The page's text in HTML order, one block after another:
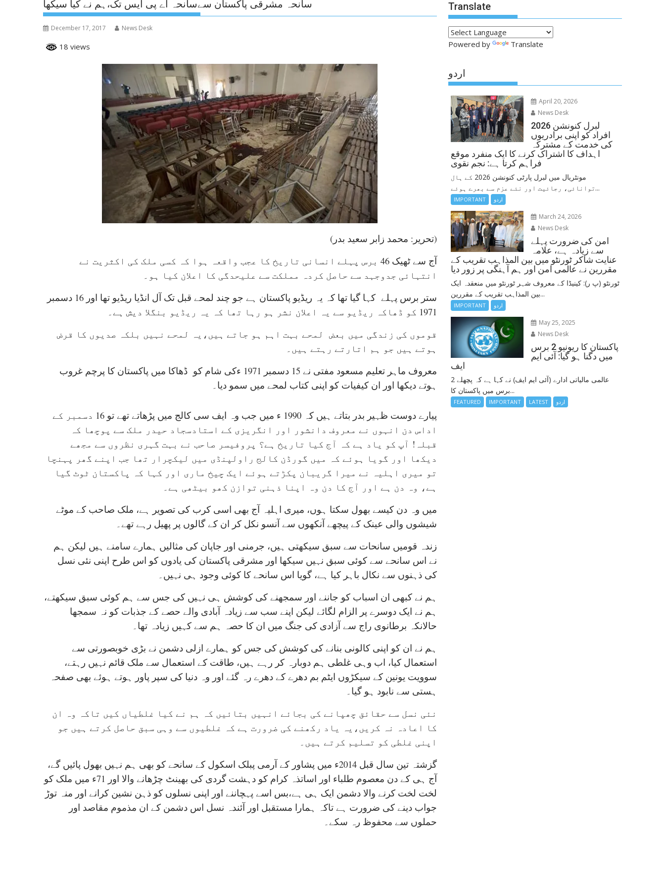
سانحہ مشرقی پاکستان سےسانحہ اے پی ایس تک،ہم نے کیا سیکھا
December 17, 2017 News Desk
18 views
(تحریر: محمد زابر سعید بدر)
آج سے ٹھیک 46 برس پہلے انسانی تاریخ کا عجب واقعہ ہوا کہ کسی ملک کی اکثریت نے
انتہائی جدوجہد سے حاصل کردہ مملکت سے علیحدگی کا اعلان کیا ہو۔
ستر برس پہلے کہا گیا تھا کہ یہ ریڈیو پاکستان ہے جو چند لمحے قبل تک آل انڈیا ریڈیو تھا اور 16 دسمبر
1971 کو ڈھاکہ ریڈیو سے یہ اعلان نشر ہو رہا تھا کہ یہ ریڈیو بنگلا دیش ہے۔
قوموں کی زندگی میں بعض لمحے بہت اہم ہو جاتے ہیں،یہ لمحے نہیں بلکہ صدیوں کا قرض
ہوتے ہیں جو ہم اتارتے رہتے ہیں۔
معروف ماہر تعلیم مسعود مفتی نے 15 دسمبر 1971 ءکی شام کو ڈھاکا میں پاکستان کا پرچم غروب
ہوتے دیکھا اور ان کیفیات کو اپنی کتاب لمحے میں سمو دیا۔
پیارے دوست ظہیر بدر بتاتے ہیں کہ 1990 ء میں جب وہ ایف سی کالج میں پڑھاتے تھے تو 16 دسمبر کے
اداس دن انہوں نے معروف دانشور اور انگریزی کے استادسجاد حیدر ملک سے پوچھا کہ
قبلہ! آپ کو یاد ہے کہ آج کیا تاریخ ہے؟ پروفیسر صاحب نے بہت گہری نظروں سے مجھے
دیکھا اور گویا ہوئے کہ میں گورڈن کالج راولپنڈی میں لیکچرار تھا جب اپنے گھر پہنچا
تو میری اہلیہ نے میرا گریبان پکڑتے ہوئے ایک چیخ ماری اور کہا کہ پاکستان ٹوٹ گیا
ہے، وہ دن ہے اور آج کا دن وہ اپنا ذہنی توازن کھو بیٹھی ہے۔
میں وہ دن کیسے بھول سکتا ہوں، میری اہلیہ آج بھی اسی کرب کی تصویر ہے، ملک صاحب کے موٹے
شیشوں والی عینک کے پیچھے آنکھوں سے آنسو نکل کر ان کے گالوں پر پھیل رہے تھے۔
زندہ قومیں سانحات سے سبق سیکھتی ہیں، جرمنی اور جاپان کی مثالیں ہمارے سامنے ہیں لیکن ہم
نے اس سانحے سے کوئی سبق نہیں سیکھا اور مشرقی پاکستان کی یادوں کو اس طرح اپنی نئی نسل
کی ذہنوں سے نکال باہر کیا ہے، گویا اس سانحے کا کوئی وجود ہی نہیں۔
ہم نے کبھی ان اسباب کو جاننے اور سمجھنے کی کوشش ہی نہیں کی جس سے ہم کوئی سبق سیکھتے،
ہم نے ایک دوسرے پر الزام لگائے لیکن اپنے سب سے زیادہ آبادی والے حصے کے جذبات کو نہ سمجھا
حالانکہ برطانوی راج سے آزادی کی جنگ میں ان کا حصہ ہم سے کہیں زیادہ تھا۔
ہم نے ان کو اپنی کالونی بنانے کی کوشش کی جس کو ہمارے ازلی دشمن نے بڑی خوبصورتی سے
استعمال کیا، اب وہی غلطی ہم دوبارہ کر رہے ہیں، طاقت کے استعمال سے ملک قائم نہیں رہتے،
سوویت یونین کے سیکڑوں ایٹم بم دھرے کے دھرے رہ گئے اور وہ دنیا کی سپر پاور ہوتے ہوئے بھی صفحہ
ہستی سے نابود ہو گیا۔
نئی نسل سے حقائق چھپانے کی بجائے انہیں بتائیں کہ ہم نے کیا غلطیاں کیں تاکہ وہ ان
کا اعادہ نہ کریں،یہ یاد رکھنے کی ضرورت ہے کہ غلطیوں سے وہی سبق حاصل کرتے ہیں جو
اپنی غلطی کو تسلیم کرتے ہیں۔
گزشتہ تین سال قبل 2014ء میں پشاور کے آرمی پبلک اسکول کے سانحے کو بھی ہم نہیں بھول پائیں گے،
آج ہی کے دن معصوم طلباء اور اساتذہ کرام کو دہشت گردی کی بھینٹ چڑھانے والا اور 71ء میں ملک کو
لخت لخت کرنے والا دشمن ایک ہی ہے،بس اسے پہچاننے اور اپنی نسلوں کو ذہن نشین کرانے اور منہ توڑ
جواب دینے کی ضرورت ہے تاکہ ہمارا مستقبل اور آئندہ نسل اس دشمن کے ان مذموم مقاصد اور
حملوں سے محفوظ رہ سکے۔
Translate
Powered by Translate
اردو
April 20, 2026
News Desk
لبرل کنونشن 2026
افراد کو اپنی برادریوں
کی خدمت کے مشترکہ
اہداف کا اشتراک کرنے کا ایک منفرد موقع
فراہم کرتا ہے: نجم نقوی
مونٹریال میں لبرل پارٹی کنونشن 2026 کے ہال
توانائی، رجائیت اور نئے عزم سے بھرے ہوئے...
IMPORTANT اردو
March 24, 2026
News Desk
امن کی ضرورت پہلے
سے زیادہ ہے، علامہ
عنایت شاکر ٹورنٹو میں بین المذاہب تقریب کے
مقررین نے عالمی امن اور ہم آہنگی پر زور دیا
ٹورنٹو (پ ر): کینیڈا کے معروف شہر ٹورنٹو میں منعقدہ ایک
بین المذاہب تقریب کے مقررین...
IMPORTANT اردو
May 25, 2025
News Desk
پاکستان کا ریونیو 2 برس
میں دگنا ہو گیا: آئی ایم
ایف
عالمی مالیاتی ادارے (آئی ایم ایف) نے کہا ہے کہ پچھلے 2
برس میں پاکستان کا...
FEATURED IMPORTANT LATEST اردو